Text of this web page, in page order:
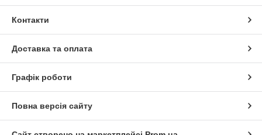
Контакти
Доставка та оплата
Графік роботи
Повна версія сайту